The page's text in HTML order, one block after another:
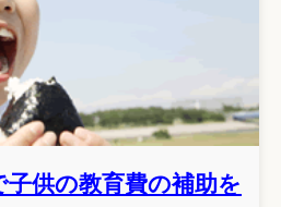
子供の教育費の補助を